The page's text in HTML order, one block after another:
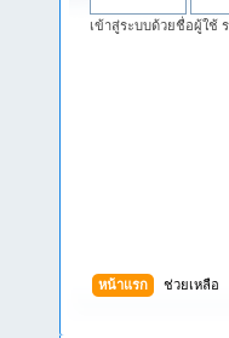
เข้าสู่ระบบด้วยชื่อผู้ใช้
หน้าแรก ช่วยเหลือ